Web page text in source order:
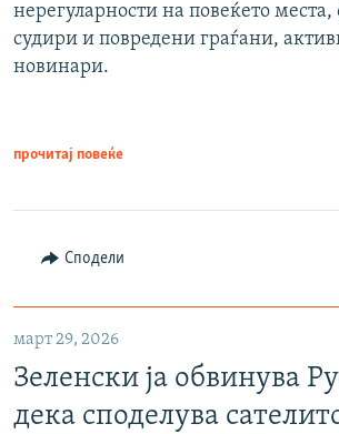
нерегуларности на повеќето
судири и повредени граѓани,
новинари.
прочитај повеќе
Сподели
март 29, 2026
Зеленски ја обвинува
дека споделува